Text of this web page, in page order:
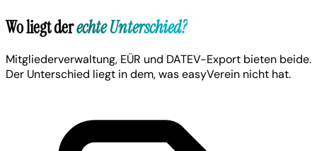
Wo liegt derechte Unterschied?
Mitgliederverwaltung, EÜR und DATEV-Export bieten beide.
Der Unterschied liegt in dem, was easyVerein nicht hat.